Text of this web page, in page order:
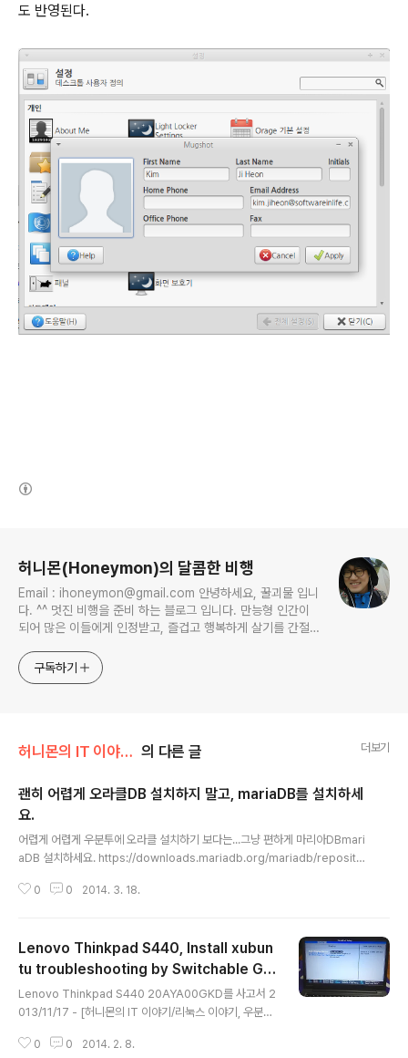
도 반영된다.
허니몬(Honeymon)의 달콤한 비행
Email : ihoneymon@gmail.com 안녕하세요, 꿀괴물 입니
다. ^^ 멋진 비행을 준비 하는 블로그 입니다. 만능형 인간이
되어 많은 이들에게 인정받고, 즐겁고 행복하게 살기를 간절히
지켜봐주세요!! ^^
구독하기
허니몬의 IT 이야기/리눅스 이야기, 우분투 의 다른 글 더보기
괜히 어렵게 오라클DB 설치하지 말고, mariaDB를 설치하세
요.
어렵게 어렵게 우분투에 오라클 설치하기 보다는...그냥 편하게 마리아DBmari
aDB 설치하세요. https://downloads.mariadb.org/mariadb/repositor
선택하면 설치방법까지 친절하게 설명해줍니다.대략 5줄만 실행하면 별탈없이
ties-common sudo apt-key adv --recv-keys --keyserver hkp://
keyserver.ubuntu.com:80 ..
0 0 2014. 3. 18.
Lenovo Thinkpad S440, Install xubun
tu troubleshooting by Switchable Gr
aphincs.
Lenovo Thinkpad S440 20AYA00GKD를 사고서 2
013/11/17 - [허니몬의 IT 이야기/리눅스 이야기, 우분투]
동안 우분투 계열의 리눅스를 설치하고 애를 먹었다.Leno
0 0 2014. 2. 8.